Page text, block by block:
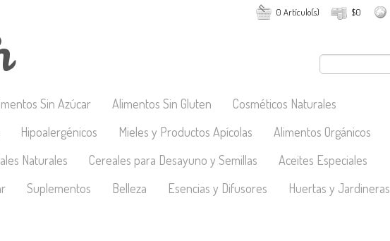
$0
0 Artículo(s)
Sin Azúcar Alimentos Sin Gluten
Cosméticos Naturales
Hipoalergénicos Mieles y Productos Apícolas
Alimentos Orgánicos
Naturales Cereales para Desayuno y Semillas
Aceites Especiales
Suplementos Belleza Esencias y Difusores
Huertas y Jardineras